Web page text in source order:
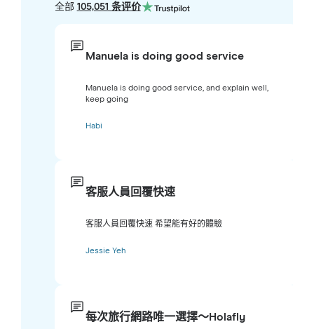
全部 105,051 条评价
Manuela is doing good service
Manuela is doing good service, and explain well,
keep going
Habi
客服人員回覆快速
客服人員回覆快速 希望能有好的體驗
Jessie Yeh
每次旅行網路唯一選擇～Holafly